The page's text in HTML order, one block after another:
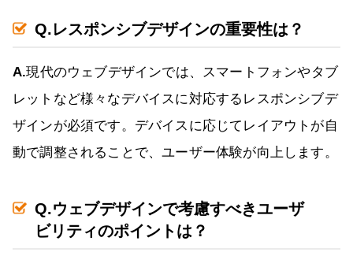
Q.レスポンシブデザインの重要性は？
A.現代のウェブデザインでは、スマートフォンやタブ
レットなど様々なデバイスに対応するレスポンシブデ
ザインが必須です。デバイスに応じてレイアウトが自
動で調整されることで、ユーザー体験が向上します。
Q.ウェブデザインで考慮すべきユーザ
ビリティのポイントは？